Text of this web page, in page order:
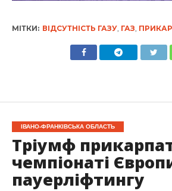
МІТКИ: ВІДСУТНІСТЬ ГАЗУ, ГАЗ
ІВАНО-ФРАНКІВСЬКА ОБЛАСТЬ
Тріумф
чемпіонаті
пауерліфтингу